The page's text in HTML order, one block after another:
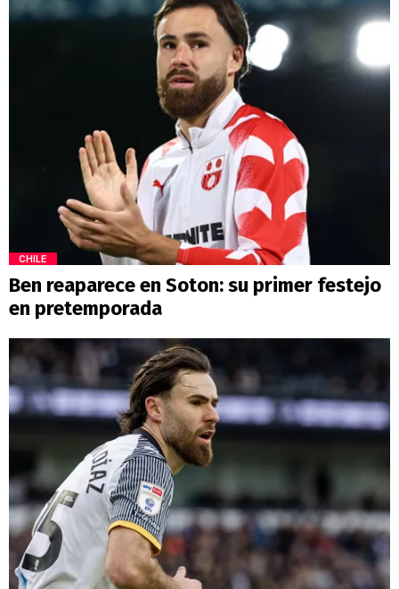
CHILE
Ben reaparece en Soton: su primer festejo
en pretemporada